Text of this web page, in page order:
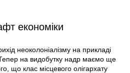
економіки
неоколоніалізму на прикладі
Тепер на видобутку надр маємо ще
що клас місцевого олігархату